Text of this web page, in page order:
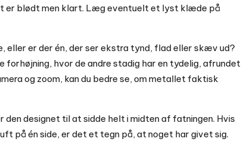
er blødt men klart. Læg eventuelt et lyst klæde på
eller er der én, der ser ekstra tynd, flad eller skæv ud?
hvor de andre stadig har en tydelig, afrundet
og zoom, kan du bedre se, om metallet faktisk
den designet til at sidde helt i midten af fatningen. Hvis
på én side, er det et tegn på, at noget har givet sig.